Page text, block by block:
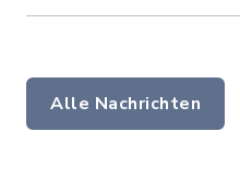
Alle Nachrichten